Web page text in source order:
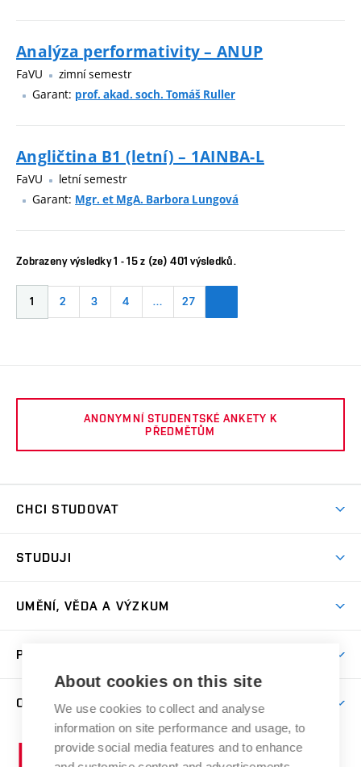
Analýza performativity – ANUP
FaVU
zimní semestr
Garant: prof. akad. soch. Tomáš Ruller
Angličtina B1 (letní) – 1AINBA-L
FaVU
letní semestr
Garant: Mgr. et MgA. Barbora Lungová
Zobrazeny výsledky 1 - 15 z (ze) 401 výsledků.
1 2 3 4 … 27
ANONYMNÍ STUDENTSKÉ ANKETY K
PŘEDMĚTŮM
CHCI STUDOVAT
Přijímačky
Dny otevřených dveří
Přípravné kurzy
Studium bez bariér
Katedra teorií a dějin umění
Kabinety a dílny
STUDUJI
Časový plán studia
Studijní předpisy a formuláře
Studium a stáže v zahraničí
Rezidenční pobyty
Odborná praxe
UMĚNÍ, VĚDA A VÝZKUM
Publikační činnost
Projekty
Výstavy
PRO VEŘEJNOST
Letní školy a semestrální kurzy
Nakladatelská a vydavatelská činnost
Research Catalogue
O FAKULTĚ
Aktuality
Vysoké
About cookies on this site
We use cookies to collect and analyse
information on site performance and usage, to
provide social media features and to enhance